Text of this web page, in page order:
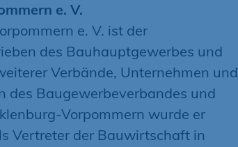
e. V.
e. V. ist der
des Bauhauptgewerbes und
Verbände, Unternehmen und
des Baugewerbeverbandes und
Vorpommern wurde er
Vertreter der Bauwirtschaft in